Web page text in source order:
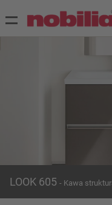
LOOK 605 - Kawa